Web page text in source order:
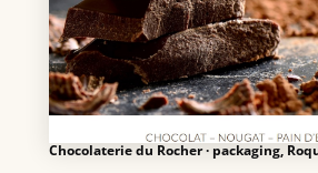
Chocolaterie du Rocher · packaging,